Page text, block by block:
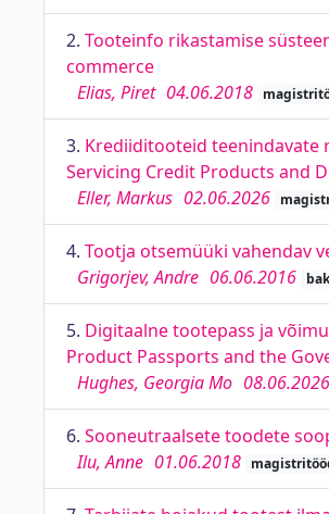
2. Tooteinfo rikastamise
commerce
Elias, Piret 04.06.2018
3. Krediiditooteid teenindavate
Servicing Credit Products and
Eller, Markus 02.06.2026
4. Tootja otsemüüki vahendav
Grigorjev, Andre 06.06.2016
5. Digitaalne tootepass ja
Product Passports and the
Hughes, Georgia Mo 08.06.2026
6. Sooneutraalsete toodete
Ilu, Anne 01.06.2018